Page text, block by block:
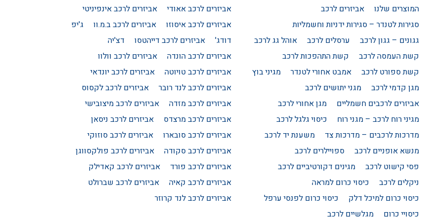
המוצרים שלנו
אביזרים לרכב
סגירות לטנדר – סגירות ידניות וחשמליות
גגונים – גגון לרכב
ערסלים לרכב
אוהל גג לרכב
קשת העמסה לרכב
קשת התהפכות לרכב
קשת ספורט לרכב
אמבט אחורי לטנדר
מגיני בוץ
מגן קדמי לרכב
מגני יתושים לרכב
אביזרים לרכבים חשמליים
מגן אחורי לרכב
מגיני רוח לרכב – מגני רוח
כיסוי גלגל לרכב
מדרכות לרכבים – מדרכות צד
משענת יד לרכב
מנשא אופניים לרכב
ספויילרים לרכב
פסי קישוט לרכב
מגינים דקורטיביים לרכב
ניקלים לרכב
כיסוי כרום למראה
כיסוי כרום למיכל דלק
כיסוי כרום לפנסי ערפל
כיסויי כרום
מגלשיים לרכב
אביזרים לרכב אאודי
אביזרים לרכב אינפיניטי
אביזרים לרכב איסוזו
אביזרים לרכב ב.מ.וו
ג'יפ
דודג'
אביזרים לרכב דייהטסו
דצ'יה
אביזרים לרכב הונדה
אביזרים לרכב וולוו
אביזרים לרכב טויוטה
אביזרים לרכב יונדאי
אביזרים לרכב לנד רובר
אביזרים לרכב לקסוס
אביזרים לרכב מזדה
אביזרים לרכב מיצובישי
אביזרים לרכב מרצדס
אביזרים לרכב ניסאן
אביזרים לרכב סובארו
אביזרים לרכב סוזוקי
אביזרים לרכב סקודה
אביזרים לרכב פולקסווגן
אביזרים לרכב פורד
אביזרים לרכב קאדילק
אביזרים לרכב קאיה
אביזרים לרכב שברולט
אביזרים לרכב לנד קרוזר